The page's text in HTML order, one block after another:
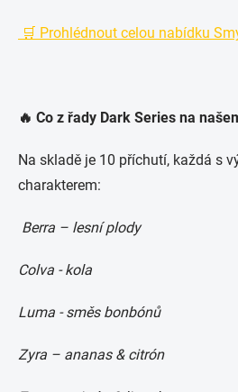
🛒 Prohlédnout celou nabídku
🔥 Co z řady Dark Series na
Na skladě je 10 příchutí, každá s
charakterem:
Berra – lesní plody
Colva - kola
Luma - směs bonbónů
Zyra – ananas & citrón